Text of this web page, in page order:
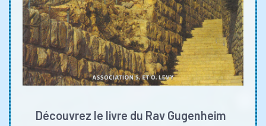
Découvrez le livre du Rav Gugenheim